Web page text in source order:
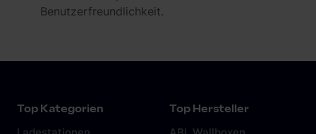
Benutzerfreundlichkeit.